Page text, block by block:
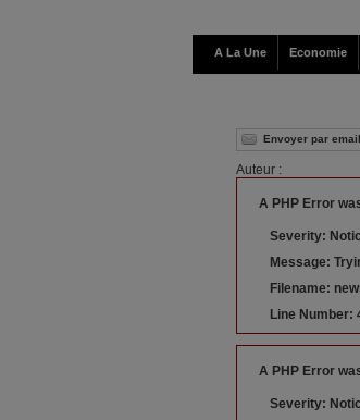
A La Une Economie
Envoyer par email
Auteur :
A PHP Error
Severity:
Message:
Filename:
Line Number:
A PHP Error
Severity: